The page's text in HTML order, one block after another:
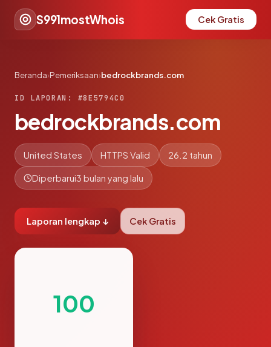
S991mostWhois Cek Gratis
Beranda›Pemeriksaan›bedrockbrands.com
ID LAPORAN: #8E5794C0
bedrockbrands.com
United States HTTPS Valid 26.2 tahun
Diperbarui3 bulan yang lalu
Laporan lengkap ↓ Cek Gratis
100